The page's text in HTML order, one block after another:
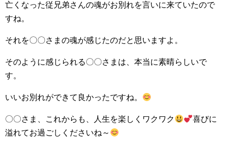
亡くなった従兄弟さんの魂がお別れを言いに来ていたので
すね。
それを〇〇さまの魂が感じたのだと思いますよ。
そのように感じられる〇〇さまは、本当に素晴らしいで
す。
いいお別れができて良かったですね。
〇〇さま、これからも、人生を楽しくワクワク
喜びに
溢れてお過ごしくださいね～